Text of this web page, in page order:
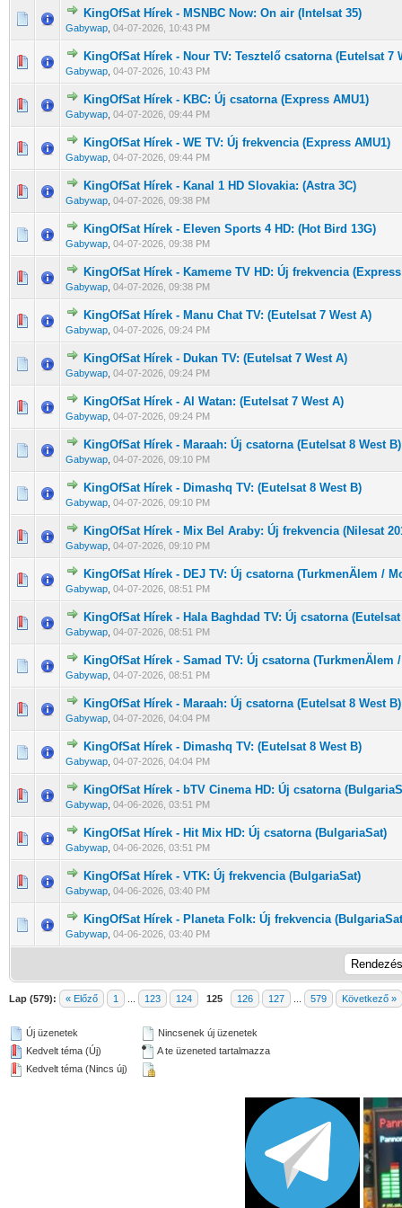
KingOfSat Hírek - MSNBC Now: On air (Intelsat 35)
Gabywap 04-07-2026, 10:43 PM
0 Szavazat - 0 / 5 átlagban
12345
KingOfSat Hírek - Nour TV: Tesztelő csatorna (Eutelsat 7
Gabywap 04-07-2026, 10:43 PM
0 Szavazat - 0 / 5 átlagban
12 4 5
KingOfSat Hírek - KBC: Új csatorna (Express AMU1)
Gabywap 04-07-2026, 09:44 PM
0 Szavazat - 0 / 5 átlagban
12345
KingOfSat Hírek - WE TV: Új frekvencia (Express AMU1)
Gabywap 04-07-2026, 09:44 PM
0 Szavazat - 0 / 5 átlagban
12 34 5
KingOfSat Hírek - Kanal 1 HD Slovakia: (Astra 3C)
Gabywap 04-07-2026, 09:38 PM
0 Szavazat - 0 / 5 átlagban
123 45
KingOfSat Hírek - Eleven Sports 4 HD: (Hot Bird 13G)
Gabywap 04-07-2026, 09:38 PM
0 Szavazat - 0 / 5 átlagban
1234 5
KingOfSat Hírek - Kameme TV HD: Új frekvencia
Gabywap 04-07-2026, 09:38 PM
0 Szavazat - 0 / 5 átlagban
12345
KingOfSat Hírek - Manu Chat TV: (Eutelsat 7 West A)
Gabywap 04-07-2026, 09:24 PM
0 Szavazat - 0 / 5 átlagban
123 45
KingOfSat Hírek - Dukan TV: (Eutelsat 7 West A)
Gabywap 04-07-2026, 09:24 PM
0 Szavazat - 0 / 5 átlagban
1234 5
KingOfSat Hírek - Al Watan: (Eutelsat 7 West A)
Gabywap 04-07-2026, 09:24 PM
0 Szavazat - 0 / 5 átlagban
12345
KingOfSat Hírek - Maraah: Új csatorna (Eutelsat 8 West B)
Gabywap 04-07-2026, 09:10 PM
0 Szavazat - 0 / 5 átlagban
12345
KingOfSat Hírek - Dimashq TV: (Eutelsat 8 West B)
Gabywap 04-07-2026, 09:10 PM
0 Szavazat - 0 / 5 átlagban
12345
KingOfSat Hírek - Mix Bel Araby: Új frekvencia (Nilesat
Gabywap 04-07-2026, 09:10 PM
0 Szavazat - 0 / 5 átlagban
12345
KingOfSat Hírek - DEJ TV: Új csatorna (TurkmenÄlem /
Gabywap 04-07-2026, 08:51 PM
0 Szavazat - 0 / 5 átlagban
12 3 45
KingOfSat Hírek - Hala Baghdad TV: Új csatorna
Gabywap 04-07-2026, 08:51 PM
0 Szavazat - 0 / 5 átlagban
12 345
KingOfSat Hírek - Samad TV: Új csatorna (TurkmenÄlem
Gabywap 04-07-2026, 08:51 PM
0 Szavazat - 0 / 5 átlagban
1234 5
KingOfSat Hírek - Maraah: Új csatorna (Eutelsat 8 West B)
Gabywap 04-07-2026, 04:04 PM
0 Szavazat - 0 / 5 átlagban
12345
KingOfSat Hírek - Dimashq TV: (Eutelsat 8 West B)
Gabywap 04-07-2026, 04:04 PM
0 Szavazat - 0 / 5 átlagban
12345
KingOfSat Hírek - bTV Cinema HD: Új csatorna
Gabywap 04-06-2026, 03:51 PM
0 Szavazat - 0 / 5 átlagban
12 345
KingOfSat Hírek - Hit Mix HD: Új csatorna (BulgariaSat)
Gabywap 04-06-2026, 03:51 PM
0 Szavazat - 0 / 5 átlagban
1 234 5
KingOfSat Hírek - VTK: Új frekvencia (BulgariaSat)
Gabywap 04-06-2026, 03:40 PM
0 Szavazat - 0 / 5 átlagban
12345
KingOfSat Hírek - Planeta Folk: Új frekvencia
Gabywap 04-06-2026, 03:40 PM
0 Szavazat - 0 / 5 átlagban
12345
Lap (579): « Előző 1 123 124 125 126 127 579 Következő »
Új üzenetek
Kedvelt téma (Új)
Kedvelt téma (Nincs új)
Nincsenek új üzenetek
A te üzeneted tartalmazza